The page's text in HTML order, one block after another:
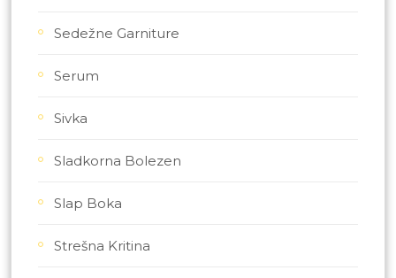
Sedežne Garniture
Serum
Sivka
Sladkorna Bolezen
Slap Boka
Strešna Kritina